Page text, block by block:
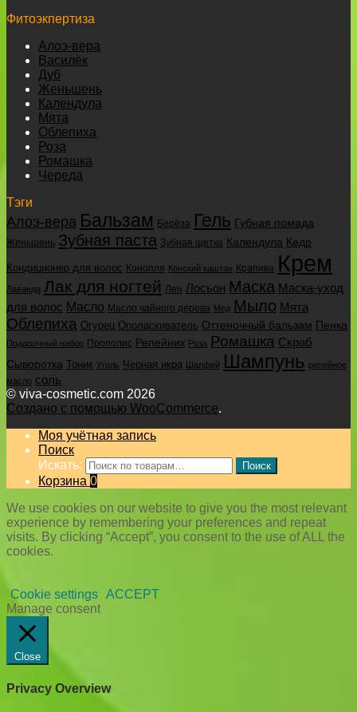
Фитоэкпертиза
Алоэ-вера
Василёк
Дуб
Женьшень
Календула
Мята
Облепиха
Роза
Ромашка
Череда
Тэги
Алоэ-вера Бальзам Берёза Гель Губная помада
Женьшень Зубная паста Зубная щетка Календула Кедр
Кондиционер для волос Конопля Конский каштан Крапива Крем
Лаванда Лак для ногтей Лен Лосьон Маска Маска-уход
для волос Масло Масло чайного дерева Мед Мыло Мята
Облепиха Огурец Ополаскиватель Оттеночный бальзам Пенка
Подарочный набор Прополис Репейник Роза Ромашка Скраб
Сыворотка Тоник Уголь Черная икра Шалфей Шампунь репейное
масло соль
© viva-cosmetic.com 2026
Создано с помощью WooCommerce.
Моя учётная запись
Поиск
Искать:
Поиск
Корзина 0
We use cookies on our website to give you the most relevant
experience by remembering your preferences and repeat
visits. By clicking “Accept”, you consent to the use of ALL the
cookies.
Cookie settings ACCEPT
Manage consent
Close
Privacy Overview